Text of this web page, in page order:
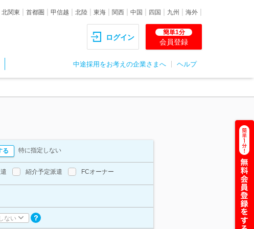
北関東 首都圏 甲信越 北陸 東海 関西 中国 四国 九州 海外
ログイン
簡単1分
会員登録
中途採用をお考えの企業さまへ ヘルプ
る 特に指定しない
紹介予定派遣 FCオーナー
ない